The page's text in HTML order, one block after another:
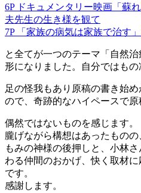
6P ドキュメンタリー映画「蘇
夫先生の生き様を観て
7P 「家族の病気は家族で治す
と全てが一つのテーマ「自然
形になりました。自分ではもの
足の怪我もあり原稿の書き始
ので、奇跡的なハイペースで原
偶然ではないものを感じます。
朧げながら構想はあったもの
もみの神様の後押しと、小林
わる仲間のおかげ、快く取材
です。
感謝します。